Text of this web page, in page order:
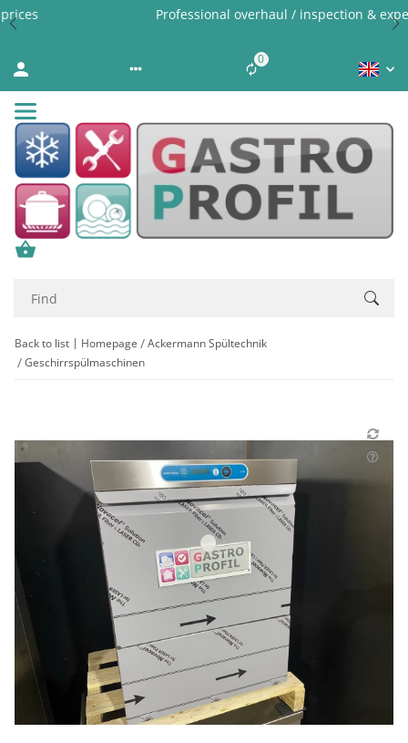
Professional overhaul / inspection & expert cleaning
0Liste ist leer
Back to list Homepage
Ackermann Spültechnik
Geschirrspülmaschinen